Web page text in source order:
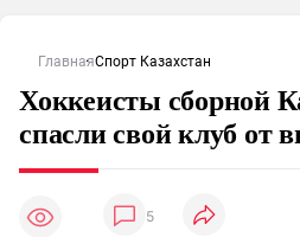
ГлавнаяСпорт Казахстан
Хоккеисты сборной
спасли свой клуб от
5